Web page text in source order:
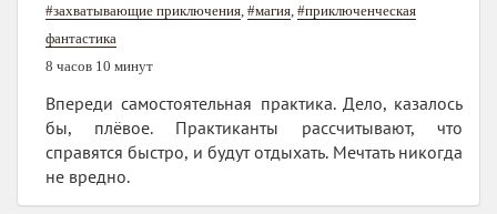
#захватывающие приключения #магия #приключенческая
фантастика
8 часов 10 минут
Впереди самостоятельная практика. Дело, казалось
бы, плёвое. Практиканты рассчитывают, что
справятся быстро, и будут отдыхать. Мечтать никогда
не вредно.